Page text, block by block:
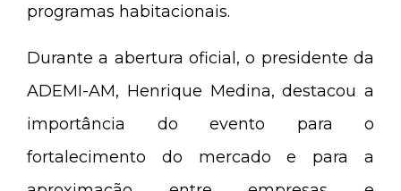
programas habitacionais.
Durante a abertura oficial, o presidente da
ADEMI-AM, Henrique Medina, destacou a
importância do evento para o
fortalecimento do mercado e para a